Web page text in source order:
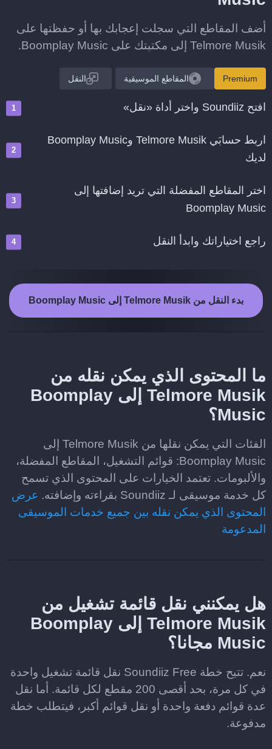
أضف المقاطع التي سجلت إعجابك بها أو حفظتها على
Telmore Musik إلى مكتبتك على Boomplay Music.
Premium المقاطع الموسيقية النقل
افتح Soundiiz واختر أداة «نقل»
اربط حسابَي Telmore Musik وBoomplay Music
لديك
اختر المقاطع المفضلة التي تريد إضافتها إلى
Boomplay Music
راجع اختياراتك وابدأ النقل
بدء النقل من Telmore Musik إلى Boomplay Music
ما المحتوى الذي يمكن نقله من
Telmore Musik إلى Boomplay
Music؟
الفئات التي يمكن نقلها من Telmore Musik إلى
Boomplay Music: قوائم التشغيل، المقاطع المفضلة،
والألبومات. تعتمد الخيارات على المحتوى الذي تسمح
كل خدمة موسيقى لـ Soundiiz بقراءته وإضافته.
عرض
المحتوى الذي يمكن نقله بين جميع خدمات الموسيقى
المدعومة
هل يمكنني نقل قائمة تشغيل من
Telmore Musik إلى Boomplay
Music مجانا؟
نعم. تتيح خطة Soundiiz Free نقل قائمة تشغيل واحدة
في كل مرة، بحد أقصى 200 مقطع لكل قائمة. أما نقل
عدة قوائم دفعة واحدة أو نقل قوائم أكبر، فيتطلب خطة
مدفوعة.